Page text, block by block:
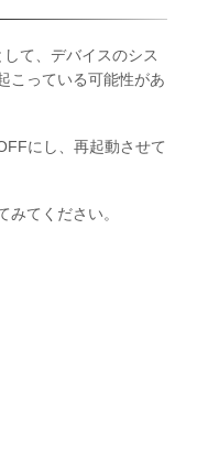
て、デバイスのシス
こっている可能性があ
にし、再起動させて
てください。